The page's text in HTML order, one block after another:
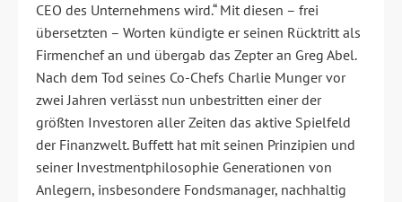
CEO des Unternehmens wird.“ Mit diesen – frei
übersetzten – Worten kündigte er seinen Rücktritt als
Firmenchef an und übergab das Zepter an Greg Abel.
Nach dem Tod seines Co-Chefs Charlie Munger vor
zwei Jahren verlässt nun unbestritten einer der
größten Investoren aller Zeiten das aktive Spielfeld
der Finanzwelt. Buffett hat mit seinen Prinzipien und
seiner Investmentphilosophie Generationen von
Anlegern, insbesondere Fondsmanager, nachhaltig